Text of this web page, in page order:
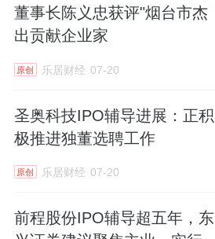
董事长陈义忠获评"烟台市杰
出贡献企业家
原创 乐居财经 07-20
圣奥科技IPO辅导进展：正积
极推进独董选聘工作
原创 乐居财经 07-20
前程股份IPO辅导超五年，东